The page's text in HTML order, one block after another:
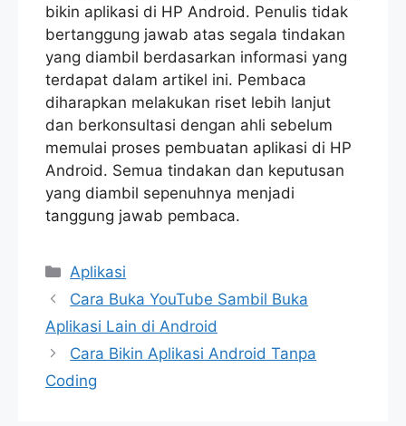
bikin aplikasi di HP Android. Penulis tidak
bertanggung jawab atas segala tindakan
yang diambil berdasarkan informasi yang
terdapat dalam artikel ini. Pembaca
diharapkan melakukan riset lebih lanjut
dan berkonsultasi dengan ahli sebelum
memulai proses pembuatan aplikasi di HP
Android. Semua tindakan dan keputusan
yang diambil sepenuhnya menjadi
tanggung jawab pembaca.
Categories
Aplikasi
Cara Buka YouTube Sambil Buka
Aplikasi Lain di Android
Cara Bikin Aplikasi Android Tanpa
Coding